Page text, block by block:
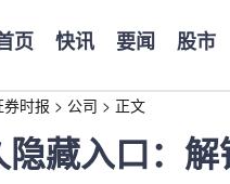
页 快讯 要闻 股市
券时报 > 公司 > 正文
藏入口：